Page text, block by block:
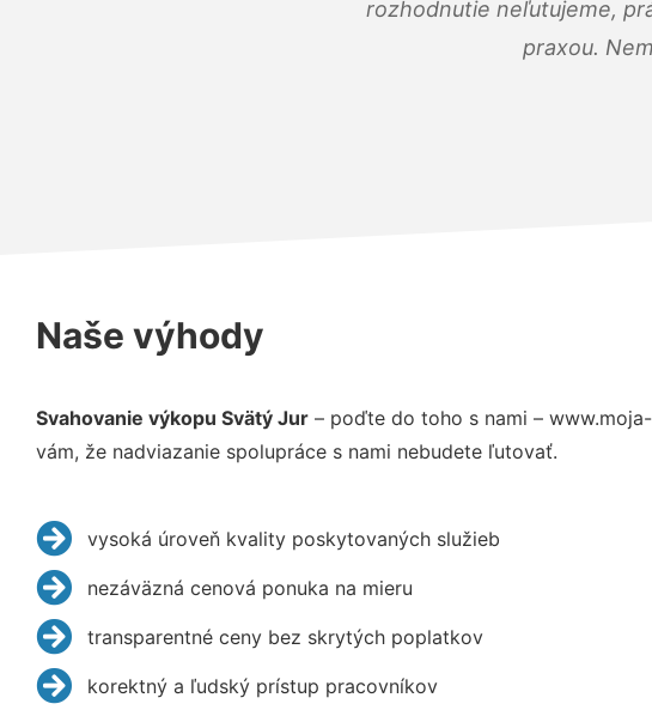
rozhodnutie neľutujeme,
praxou.
Naše výhody
Svahovanie výkopu Svätý Jur – poďte do toho s nami –
vám, že nadviazanie spolupráce s nami nebudete ľutovať.
vysoká úroveň kvality poskytovaných služieb
nezáväzná cenová ponuka na mieru
transparentné ceny bez skrytých poplatkov
korektný a ľudský prístup pracovníkov